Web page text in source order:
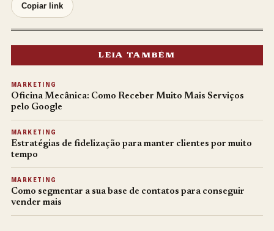
Copiar link
LEIA TAMBÉM
MARKETING
Oficina Mecânica: Como Receber Muito Mais Serviços
pelo Google
MARKETING
Estratégias de fidelização para manter clientes por muito
tempo
MARKETING
Como segmentar a sua base de contatos para conseguir
vender mais